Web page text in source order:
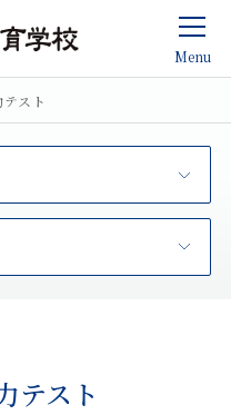
Menu
スト
テスト